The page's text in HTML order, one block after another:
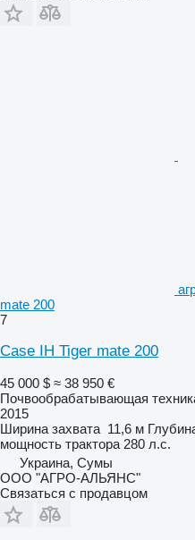
mate 200
7
Case IH Tiger mate 200
45 000 $ ≈ 38 950 €
Почвообрабатывающая
2015
Ширина захвата 11,6 м
мощность трактора 280 л.с.
Украина, Сумы
ООО "АГРО-АЛЬЯНС"
Связаться с продавцом